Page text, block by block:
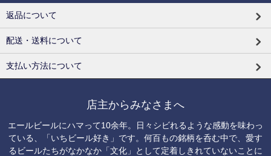
返品について
配送・送料について
支払い方法について
店主からみなさまへ
エールビールにハマって10余年。日々シビれるような感動を味わっ
ている、「いちビール好き」です。何百もの銘柄を呑む中で、愛す
るビールたちがなかなか「文化」として定着しきれていないことに